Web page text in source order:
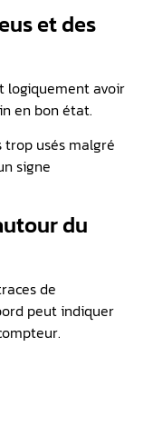
et des
logiquement avoir
en bon état.
trop usés malgré
signe
du
de
peut indiquer